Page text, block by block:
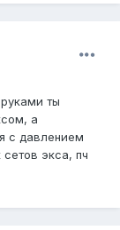
ты
а
с давлением
экса, пч